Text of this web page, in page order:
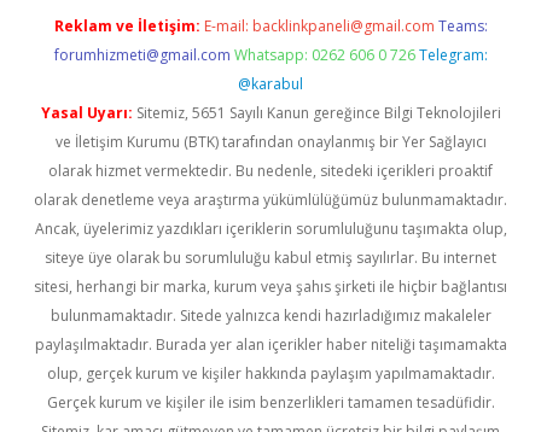
Reklam ve İletişim: E-mail: backlinkpaneli@gmail.com Teams:
forumhizmeti@gmail.com Whatsapp: 0262 606 0 726 Telegram:
@karabul
Yasal Uyarı: Sitemiz, 5651 Sayılı Kanun gereğince Bilgi Teknolojileri
ve İletişim Kurumu (BTK) tarafından onaylanmış bir Yer Sağlayıcı
olarak hizmet vermektedir. Bu nedenle, sitedeki içerikleri proaktif
olarak denetleme veya araştırma yükümlülüğümüz bulunmamaktadır.
Ancak, üyelerimiz yazdıkları içeriklerin sorumluluğunu taşımakta olup,
siteye üye olarak bu sorumluluğu kabul etmiş sayılırlar. Bu internet
sitesi, herhangi bir marka, kurum veya şahıs şirketi ile hiçbir bağlantısı
bulunmamaktadır. Sitede yalnızca kendi hazırladığımız makaleler
paylaşılmaktadır. Burada yer alan içerikler haber niteliği taşımamakta
olup, gerçek kurum ve kişiler hakkında paylaşım yapılmamaktadır.
Gerçek kurum ve kişiler ile isim benzerlikleri tamamen tesadüfidir.